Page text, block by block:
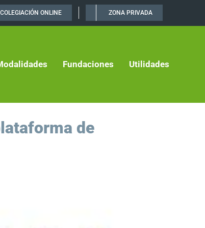
COLEGIACIÓN ONLINE ZONA PRIVADA
Fundaciones Utilidades
de